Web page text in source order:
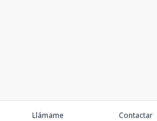
Llámame Contactar